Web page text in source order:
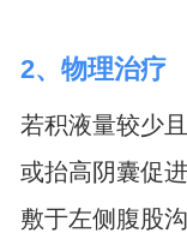
2、物理治疗
若积液量较少
或抬高阴囊促
敷于左侧腹股